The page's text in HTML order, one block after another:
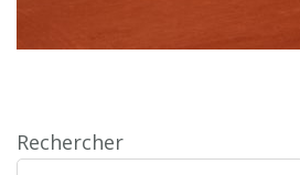
Rechercher